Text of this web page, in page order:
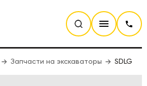
Запчасти на экскаваторы SDLG